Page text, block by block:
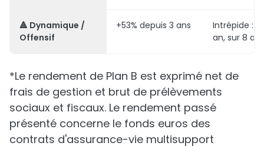
🔺 Dynamique /
Offensif
+53% depuis 3 ans
Intrépide :
an, sur 8
*Le rendement de Plan B est exprimé net de
frais de gestion et brut de prélèvements
sociaux et fiscaux. Le rendement passé
présenté concerne le fonds euros des
contrats d'assurance-vie multisupport